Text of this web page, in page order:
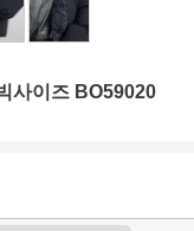
사이즈 BO59020